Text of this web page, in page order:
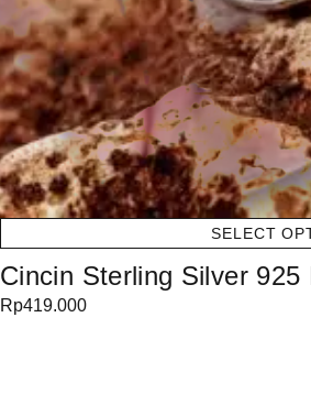
SELECT
Cincin Sterling Silver
Rp419.000